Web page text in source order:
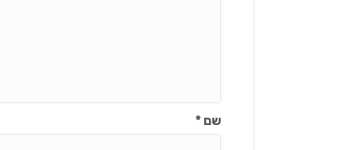
שם*